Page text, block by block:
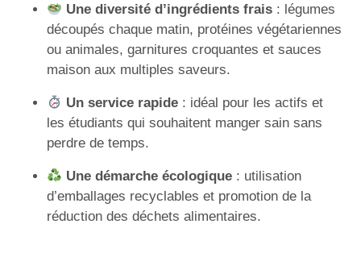
Une diversité d’ingrédients frais : légumes
découpés chaque matin, protéines végétariennes
ou animales, garnitures croquantes et sauces
maison aux multiples saveurs.
Un service rapide : idéal pour les actifs et
les étudiants qui souhaitent manger sain sans
perdre de temps.
Une démarche écologique : utilisation
d’emballages recyclables et promotion de la
réduction des déchets alimentaires.